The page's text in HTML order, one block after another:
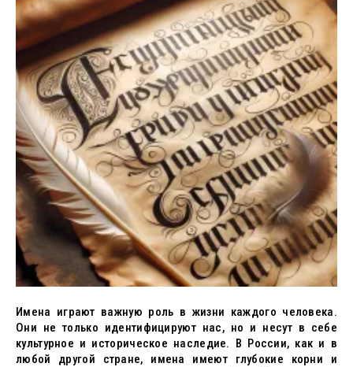
Имена играют важную роль в жизни каждого человека.
Они не только идентифицируют нас, но и несут в себе
культурное и историческое наследие. В России, как и в
любой другой стране, имена имеют глубокие корни и